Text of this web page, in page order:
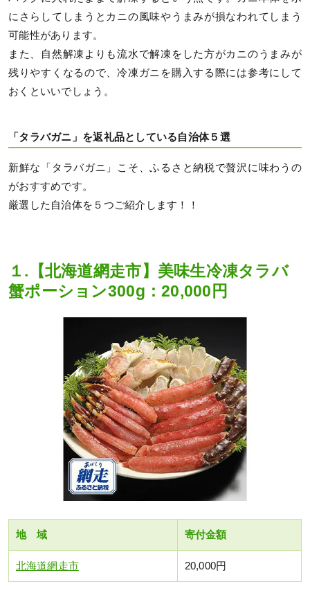
にさらしてしまうとカニの風味やうまみが損なわれてしまう
可能性があります。
また、自然解凍よりも流水で解凍をした方がカニのうまみが
残りやすくなるので、冷凍ガニを購入する際には参考にして
おくといいでしょう。
「タラバガニ」を返礼品としている自治体５選
新鮮な「タラバガニ」こそ、ふるさと納税で贅沢に味わうの
がおすすめです。
厳選した自治体を５つご紹介します！！
１.【北海道網走市】美味生冷凍タラバ
蟹ポーション300g：20,000円
地 域 寄付金額
北海道網走市 20,000円